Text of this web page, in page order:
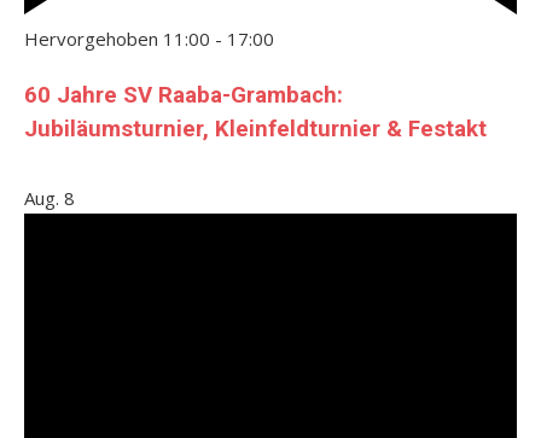
Hervorgehoben 11:00 - 17:00
60 Jahre SV Raaba-Grambach:
Jubiläumsturnier, Kleinfeldturnier & Festakt
Aug. 8